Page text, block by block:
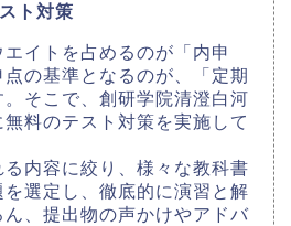
ト対策
イトを占めるのが「内申
の基準となるのが、「定期
そこで、創研学院清澄白河
料のテスト対策を実施して
内容に絞り、様々な教科書
選定し、徹底的に演習と解
、提出物の声かけやアドバ